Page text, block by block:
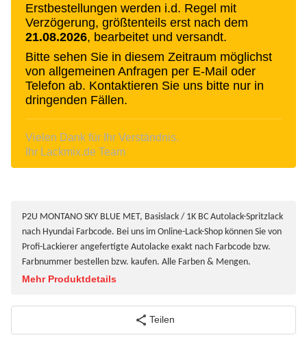
Erstbestellungen werden i.d. Regel mit
Verzögerung, größtenteils erst nach dem
21.08.2026, bearbeitet und versandt.
Bitte sehen Sie in diesem Zeitraum möglichst
von allgemeinen Anfragen per E-Mail oder
Telefon ab. Kontaktieren Sie uns bitte nur in
dringenden Fällen.
Vielen Dank für Ihr Verständnis.
Ihr Lackmix.de Team
P2U MONTANO SKY BLUE MET, Basislack / 1K BC Autolack-Spritzlack
nach Hyundai Farbcode. Bei uns im Online-Lack-Shop können Sie von
Profi-Lackierer angefertigte Autolacke exakt nach Farbcode bzw.
Farbnummer bestellen bzw. kaufen. Alle Farben & Mengen.
Mehr Produktdetails
Teilen